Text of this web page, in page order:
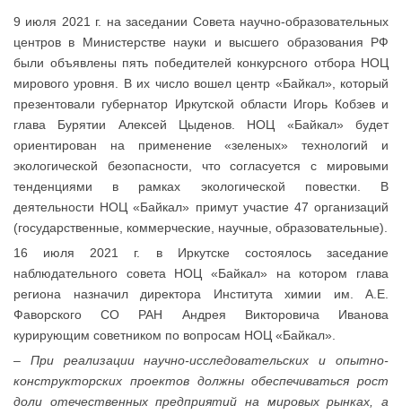
9 июля 2021 г. на заседании Совета научно-образовательных
центров в Министерстве науки и высшего образования РФ
были объявлены пять победителей конкурсного отбора НОЦ
мирового уровня. В их число вошел центр «Байкал», который
презентовали губернатор Иркутской области Игорь Кобзев и
глава Бурятии Алексей Цыденов. НОЦ «Байкал» будет
ориентирован на применение «зеленых» технологий и
экологической безопасности, что согласуется с мировыми
тенденциями в рамках экологической повестки. В
деятельности НОЦ «Байкал» примут участие 47 организаций
(государственные, коммерческие, научные, образовательные).
16 июля 2021 г. в Иркутске состоялось заседание
наблюдательного совета НОЦ «Байкал» на котором глава
региона назначил директора Института химии им. А.Е.
Фаворского СО РАН Андрея Викторовича Иванова
курирующим советником по вопросам НОЦ «Байкал».
– При реализации научно-исследовательских и опытно-
конструкторских проектов должны обеспечиваться рост
доли отечественных предприятий на мировых рынках, а